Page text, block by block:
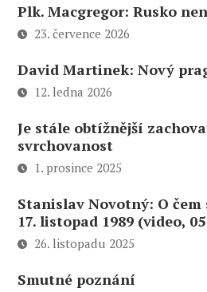
Plk. Macgregor: Rusko
23. července 2026
David Martinek: Nový
12. ledna 2026
Je stále obtížnější
svrchovanost
1. prosince 2025
Stanislav Novotný: O čem
17. listopad 1989 (video,
26. listopadu 2025
Smutné poznání